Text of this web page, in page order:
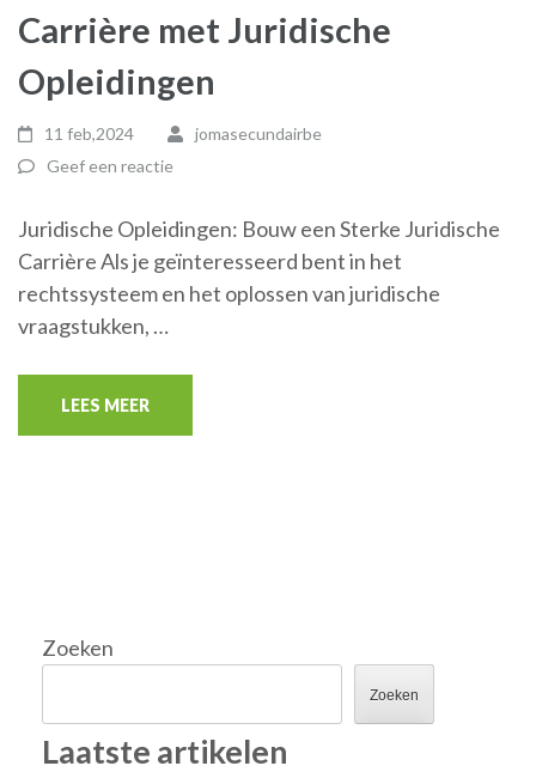
Carrière met Juridische
Opleidingen
11 feb,2024
jomasecundairbe
Geef een reactie
Juridische Opleidingen: Bouw een Sterke Juridische
Carrière Als je geïnteresseerd bent in het
rechtssysteem en het oplossen van juridische
vraagstukken, …
LEES MEER
Zoeken
Zoeken
Laatste artikelen